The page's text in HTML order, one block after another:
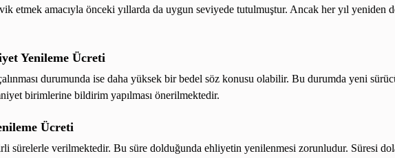
etmek amacıyla önceki yıllarda da uygun seviyede tutulmuştur. Ancak her yıl yeniden
Yenileme Ücreti
durumunda ise daha yüksek bir bedel söz konusu olabilir. Bu durumda yeni
birimlerine bildirim yapılması önerilmektedir.
Ücreti
sürelerle verilmektedir. Bu süre dolduğunda ehliyetin yenilenmesi zorunludur. Süresi